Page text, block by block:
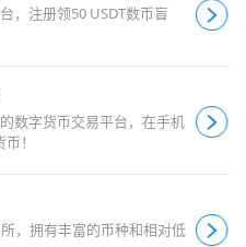
，注册领50 USDT数币盲
数字货币交易平台，在手机
！
，拥有丰富的币种和相对低